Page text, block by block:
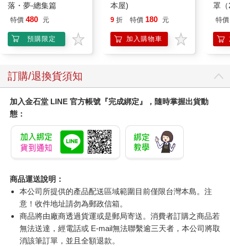
落・夢-總集篇
特價 480 元
預購限定
本屋)
9 折 特價 180 元
加入購物車
罩（
特價
訂購/退換貨須知
加入金石堂 LINE 官方帳號『完成綁定』，隨時掌握出貨動
態：
商品運送說明：
本公司所提供的產品配送區域範圍目前僅限台灣本島。注
意！收件地址請勿為郵政信箱。
商品將由廠商透過貨運或是郵局寄送。消費者訂購之商品若
無法送達，經電話或 E-mail無法聯繫逾三天者，本公司將取
消該筆訂單，並且全額退款。